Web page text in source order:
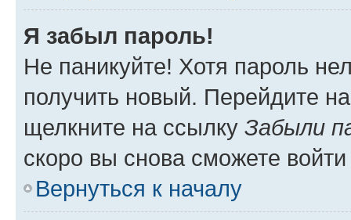
Я забыл пароль!
Не паникуйте! Хотя пароль
получить новый. Перейдите
щелкните на ссылку Забыли
скоро вы снова сможете
Вернуться к началу